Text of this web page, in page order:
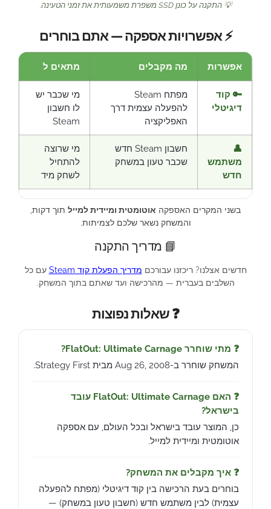
💡 התקנה על כונן SSD משפרת משמעותית את זמני הטעינה.
⚡ אפשרויות אספקה — אתם בוחרים
אפשרות מה מקבלים מתאים ל
🔑 קוד
דיגיטלי
מפתח Steam
להפעלה עצמית דרך
האפליקציה
מי שכבר יש
לו חשבון
Steam
👤
משתמש
חדש
חשבון Steam חדש
שכבר טעון במשחק
מי שרוצה
להתחיל
לשחק מיד
בשני המקרים האספקה אוטומטית ומיידית למייל תוך דקות,
והמשחק נשאר שלכם לצמיתות.
📘 מדריך התקנה
חדשים אצלנו? ריכזנו עבורכם מדריך הפעלת קוד Steam
עם כל
השלבים בעברית — מהרכישה ועד שאתם בתוך המשחק.
❓ שאלות נפוצות
❓ מתי שוחרר FlatOut: Ultimate Carnage?
המשחק שוחרר ב-Aug 26, 2008 מבית Strategy First.
❓ האם FlatOut: Ultimate Carnage עובד
בישראל?
כן, המוצר עובד בישראל ובכל העולם, עם אספקה
אוטומטית ומיידית למייל.
❓ איך מקבלים את המשחק?
בוחרים בעת הרכישה בין קוד דיגיטלי (מפתח להפעלה
עצמית) לבין משתמש חדש (חשבון טעון במשחק) —